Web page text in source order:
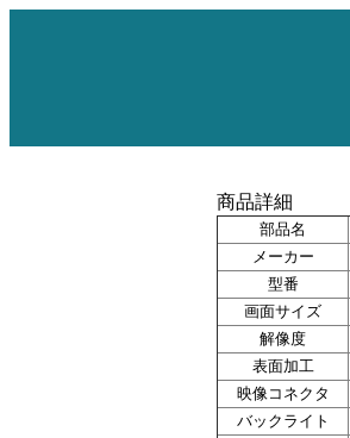
商品詳細
部品名
メーカー
型番
画面サイズ
解像度
表面加工
映像コネクタ
バックライト